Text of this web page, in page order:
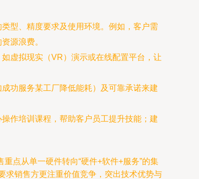
型、精度要求及使用环境。例如，客户需
源浪费。
虚拟现实（VR）演示或在线配置平台，让
功服务某工厂降低能耗）及可靠承诺来建
作培训课程，帮助客户员工提升技能；建
点从单一硬件转向“硬件+软件+服务”的集
求销售方更注重价值竞争，突出技术优势与